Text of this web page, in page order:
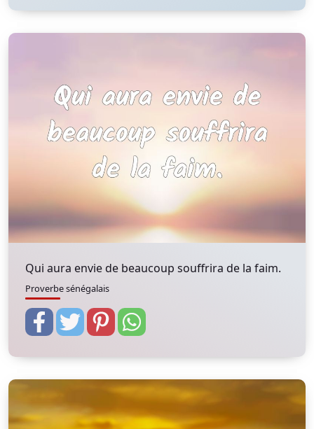
Qui aura envie de beaucoup souffrira de la faim.
Proverbe sénégalais